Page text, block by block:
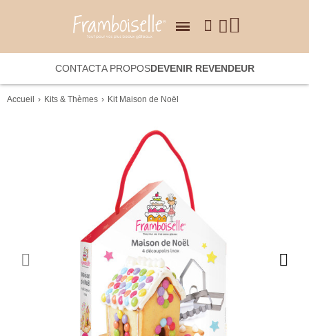
CONTACTA PROPOSDEVENIR REVENDEUR
Accueil Kits & Thèmes Kit Maison de Noël